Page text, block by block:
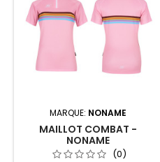
MARQUE: NONAME
MAILLOT COMBAT -
NONAME
(0)